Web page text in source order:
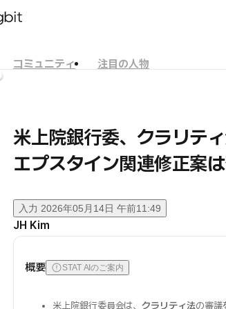
コミュニティ
注目の人物
米上院銀行委、クラリテ
エプスタイン関連修正案
入力 2026年05月14日 午前11:49
JH Kim
概要 STAT AIのご案内
米上院銀行委員会は、クラリティ法の審議